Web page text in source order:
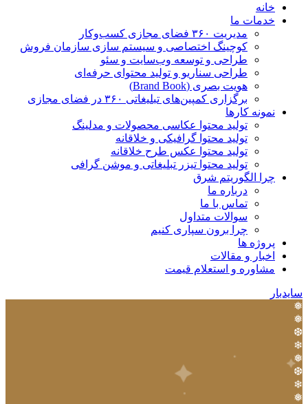
خانه
خدمات ما
مدیریت ۳۶۰ فضای مجازی کسب‌وکار
کوچینگ اختصاصی و سیستم سازی سازمان فروش
طراحی و توسعه وب‌سایت و سئو
طراحی سناریو و تولید محتوای حرفه‌ای
هویت بصری (Brand Book)
برگزاری کمپین‌های تبلیغاتی ۳۶۰ در فضای مجازی
نمونه کارها
تولید محتوا عکاسی محصولات و مدلینگ
تولید محتوا گرافیکی و خلاقانه
تولید محتوا عکس طرح خلاقانه
تولید محتوا تیزر تبلیغاتی و موشن گرافی
چرا الگوریتم شرق
درباره ما
تماس با ما
سوالات متداول
چرا برون سپاری کنیم
پروژه ها
اخبار و مقالات
مشاوره و استعلام قیمت
سایدبار
❅
❅
❆
❄
❅
❆
❄
❅